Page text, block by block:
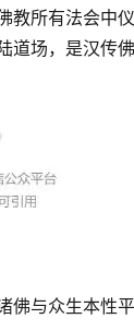
教所有法会中
道场，是汉传
佛与众生本性